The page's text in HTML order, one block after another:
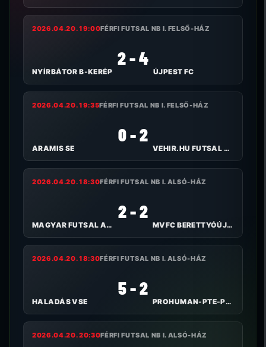
2026.04.20. 19:00FÉRFI FUTSAL NB I. FELSŐ-HÁZ
NYÍRBÁTOR B-KERÉP
2 - 4
ÚJPEST FC
2026.04.20. 19:35FÉRFI FUTSAL NB I. FELSŐ-HÁZ
ARAMIS SE
0 - 2
VEHIR.HU FUTSAL VESZPRÉM
2026.04.20. 18:30FÉRFI FUTSAL NB I. ALSÓ-HÁZ
MAGYAR FUTSAL AKADÉMIA
2 - 2
MVFC BERETTYÓÚJFALU
2026.04.20. 18:30FÉRFI FUTSAL NB I. ALSÓ-HÁZ
HALADÁS VSE
5 - 2
PROHUMAN-PTE-PEAC
2026.04.20. 20:30FÉRFI FUTSAL NB I. ALSÓ-HÁZ